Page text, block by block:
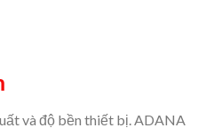
và độ bền thiết bị. ADANA